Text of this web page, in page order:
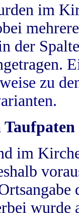
im
der
zu
Taufpaten
im
wurde